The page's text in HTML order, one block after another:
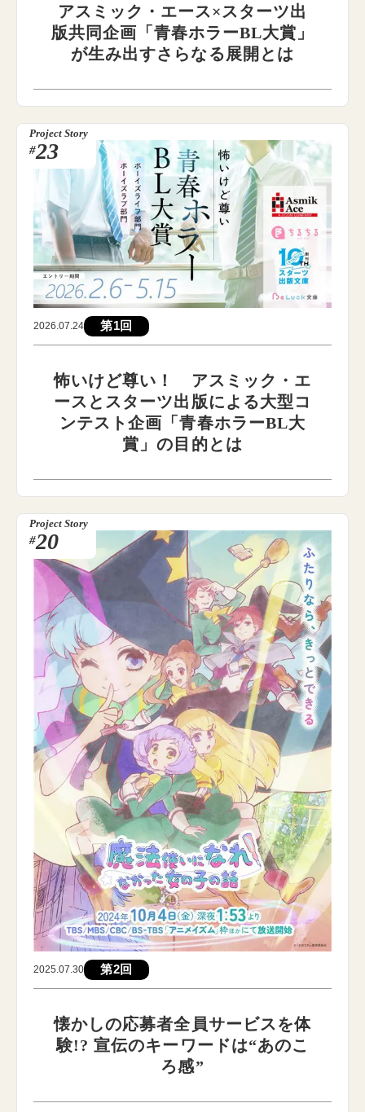
アスミック・エース×スターツ出
版共同企画「青春ホラーBL大賞」
が生み出すさらなる展開とは
Project Story
#23
2026.07.24 第1回
怖いけど尊い！ アスミック・エ
ースとスターツ出版による大型コ
ンテスト企画「青春ホラーBL大
賞」の目的とは
Project Story
#20
2025.07.30 第2回
懐かしの応募者全員サービスを体
験!? 宣伝のキーワードは“あのこ
ろ感”